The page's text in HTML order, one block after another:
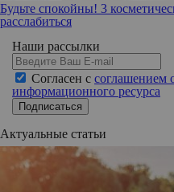
Будьте спокойны! 3
расслабиться
Наши рассылки
Согласен с соглашением
информационного ресурса
Подписаться
Актуальные статьи